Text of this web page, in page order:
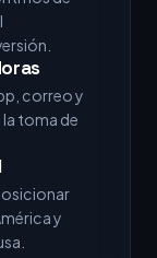
correo y
toma de
y